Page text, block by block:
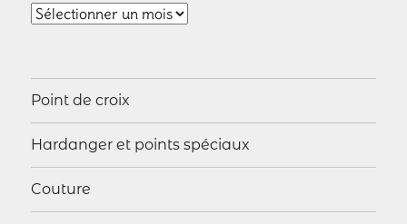
Archives
Point de croix
Hardanger et points spéciaux
Couture